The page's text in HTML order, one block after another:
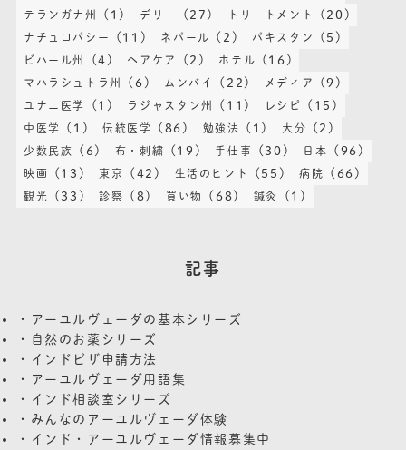
テランガナ州 (1) デリー (27) トリートメント (20)
ナチュロパシー (11) ネパール (2) パキスタン (5)
ビハール州 (4) ヘアケア (2) ホテル (16)
マハラシュトラ州 (6) ムンバイ (22) メディア (9)
ユナニ医学 (1) ラジャスタン州 (11) レシピ (15)
中医学 (1) 伝統医学 (86) 勉強法 (1) 大分 (2)
少数民族 (6) 布・刺繍 (19) 手仕事 (30) 日本 (96)
映画 (13) 東京 (42) 生活のヒント (55) 病院 (66)
観光 (33) 診察 (8) 買い物 (68) 鍼灸 (1)
記事
・アーユルヴェーダの基本シリーズ
・自然のお薬シリーズ
・インドビザ申請方法
・アーユルヴェーダ用語集
・インド相談室シリーズ
・みんなのアーユルヴェーダ体験
・インド・アーユルヴェーダ情報募集中